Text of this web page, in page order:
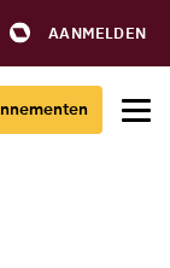
AANMELDEN